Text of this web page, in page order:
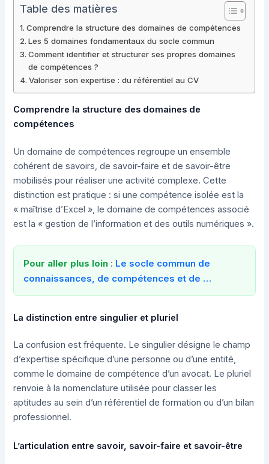
Table des matières
Comprendre la structure des domaines de compétences
Les 5 domaines fondamentaux du socle commun
Comment identifier et structurer ses propres domaines
de compétences ?
Valoriser son expertise : du référentiel au CV
Comprendre la structure des domaines de
compétences
Un domaine de compétences regroupe un ensemble
cohérent de savoirs, de savoir-faire et de savoir-être
mobilisés pour réaliser une activité complexe. Cette
distinction est pratique : si une compétence isolée est la
« maîtrise d’Excel », le domaine de compétences associé
est la « gestion de l’information et des outils numériques ».
Pour aller plus loin : Le socle commun de
connaissances, de compétences et de …
La distinction entre singulier et pluriel
La confusion est fréquente. Le singulier désigne le champ
d’expertise spécifique d’une personne ou d’une entité,
comme le domaine de compétence d’un avocat. Le pluriel
renvoie à la nomenclature utilisée pour classer les
aptitudes au sein d’un référentiel de formation ou d’un bilan
professionnel.
L’articulation entre savoir, savoir-faire et savoir-être